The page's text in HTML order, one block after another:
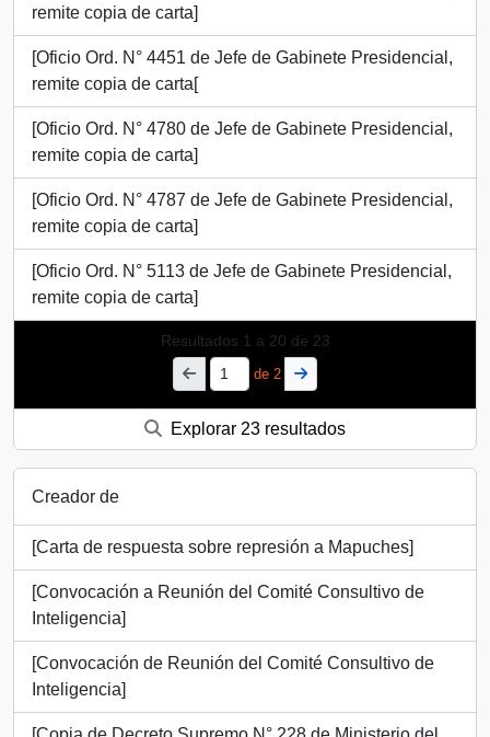
remite copia de carta]
[Oficio Ord. N° 4451 de Jefe de Gabinete Presidencial,
remite copia de carta[
[Oficio Ord. N° 4780 de Jefe de Gabinete Presidencial,
remite copia de carta]
[Oficio Ord. N° 4787 de Jefe de Gabinete Presidencial,
remite copia de carta]
[Oficio Ord. N° 5113 de Jefe de Gabinete Presidencial,
remite copia de carta]
Resultados 1 a 20 de 23
de 2
Explorar 23 resultados
Creador de
[Carta de respuesta sobre represión a Mapuches]
[Convocación a Reunión del Comité Consultivo de
Inteligencia]
[Convocación de Reunión del Comité Consultivo de
Inteligencia]